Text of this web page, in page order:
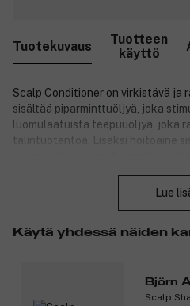
Tuotekuvaus
Tuotteen
käyttö
Scalp Conditioner on virkistävä ja
sisältää piparminttuöljyä, joka
luomulaatuista teepuuöljyä, joka
talintuotantoa. Lisäksi hoitoaine
viilentävän tunteen, jossa on
virkistävä tuoksu, jossa on
Piparminttuöljy tarjoaa
Lue
Käytä yhdessä näiden
Björn
Scalp